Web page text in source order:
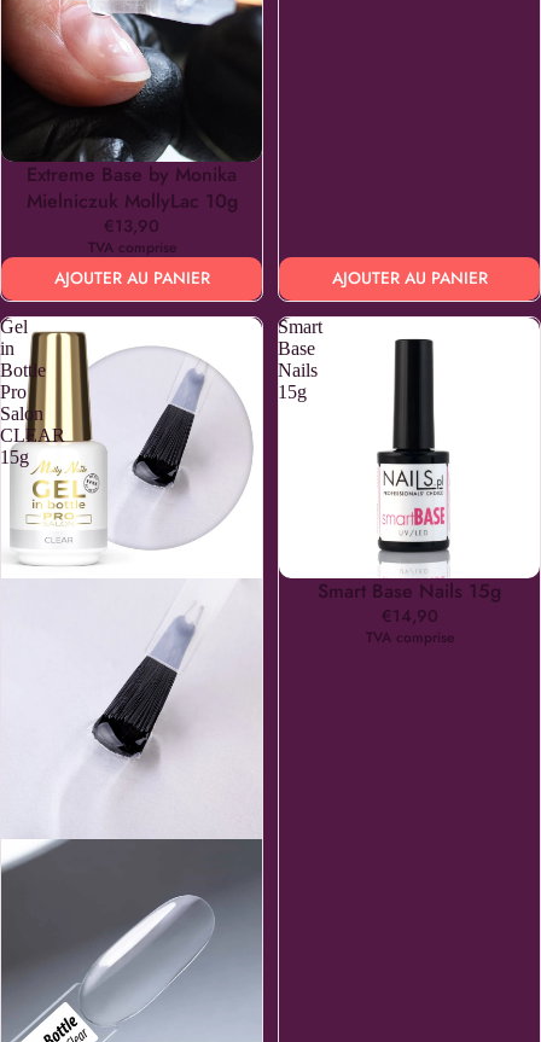
Extreme Base by Monika
Mielniczuk MollyLac 10g
€13,90
TVA comprise
AJOUTER AU PANIER AJOUTER AU PANIER
Gel
in
Bottle
Pro
Salon
CLEAR
15g
Smart
Base
Nails
15g
Smart Base Nails 15g
€14,90
TVA comprise